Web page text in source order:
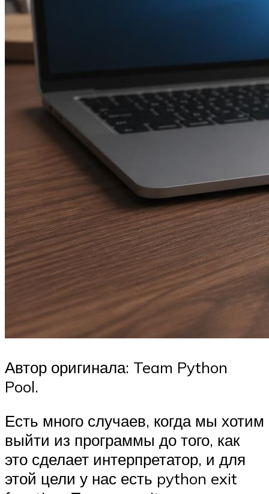
Автор оригинала: Team Python
Pool.
Есть много случаев, когда мы хотим
выйти из программы до того, как
это сделает интерпретатор, и для
этой цели у нас есть python exit